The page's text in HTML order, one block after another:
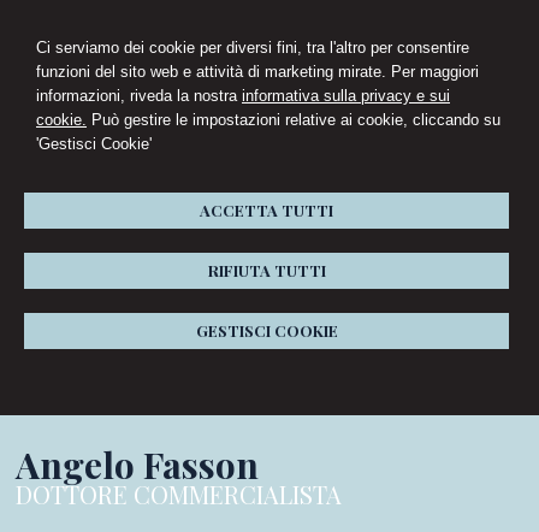
Ci serviamo dei cookie per diversi fini, tra l'altro per consentire
funzioni del sito web e attività di marketing mirate. Per maggiori
informazioni, riveda la nostra informativa sulla privacy e sui
cookie. Può gestire le impostazioni relative ai cookie, cliccando su
'Gestisci Cookie'
ACCETTA TUTTI
RIFIUTA TUTTI
GESTISCI COOKIE
Angelo Fasson
DOTTORE COMMERCIALISTA